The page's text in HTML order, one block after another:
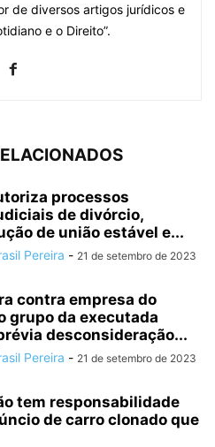
de diversos artigos jurídicos e
e o Direito”.
processos
de divórcio,
de união estável e...
Pereira - 21 de setembro de 2023
contra empresa do
grupo da executada
desconsideração...
Pereira - 21 de setembro de 2023
tem responsabilidade
de carro clonado que